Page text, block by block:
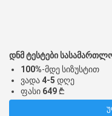
დნმ ტესტები
100%-მდე სიზუსტით
ვადა 4-5 დღე
ფასი 649₾